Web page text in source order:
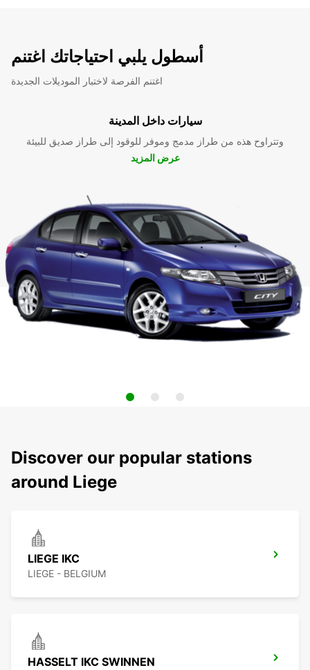
أسطول يلبي احتياجاتك اغتنم
اغتنم الفرصة لاختبار الموديلات الجديدة
سيارات داخل المدينة
وتتراوح هذه من طراز مدمج وموفر للوقود إلى طراز صديق للبيئة
عرض المزيد
Discover our popular stations
around Liege
LIEGE IKC
LIEGE - BELGIUM
HASSELT IKC SWINNEN